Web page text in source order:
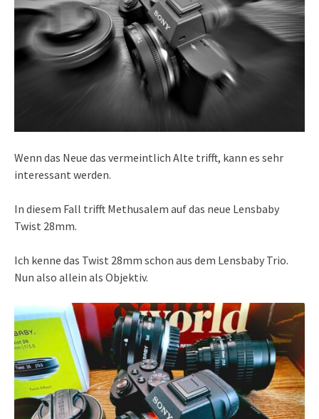
Wenn das Neue das vermeintlich Alte trifft, kann es sehr
interessant werden.
In diesem Fall trifft Methusalem auf das neue Lensbaby
Twist 28mm.
Ich kenne das Twist 28mm schon aus dem Lensbaby Trio.
Nun also allein als Objektiv.